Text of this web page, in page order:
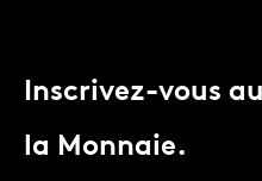
Inscrivez-vous
la Monnaie.